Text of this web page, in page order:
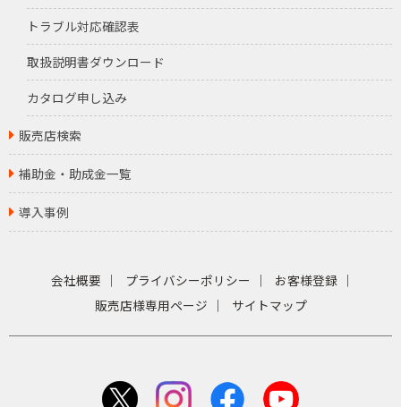
トラブル対応確認表
取扱説明書ダウンロード
カタログ申し込み
販売店検索
補助金・助成金一覧
導入事例
会社概要 プライバシーポリシー
お客様登録
販売店様専用ページ
サイトマップ